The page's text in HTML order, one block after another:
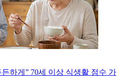
하게” 70세 이상 식생활 점수 가